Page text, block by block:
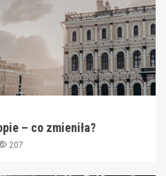
– co zmieniła?
207